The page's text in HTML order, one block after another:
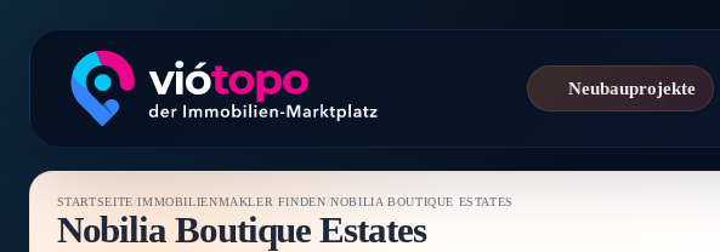
Neubauprojekte
STARTSEITE/IMMOBILIENMAKLER FINDEN/NOBILIA BOUTIQUE ESTATES
Nobilia Boutique Estates